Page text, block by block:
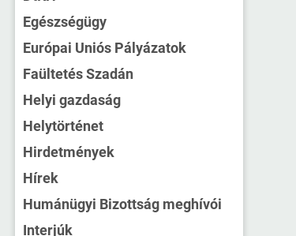
Egészségügy
Európai Uniós Pályázatok
Faültetés Szadán
Helyi gazdaság
Helytörténet
Hirdetmények
Hírek
Humánügyi Bizottság meghívói
Interjúk